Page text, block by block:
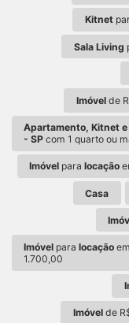
Kitnet
Sala Living
Imóvelde
Apartamento, Kitnet e
- SP com 1 quarto ou
Imóvel para locação
Casa
Imóvel paralocação
1.700,00
Imóvelde